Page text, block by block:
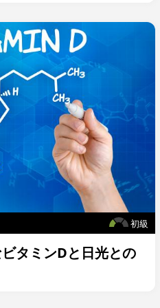
初級
タミンDと日光との